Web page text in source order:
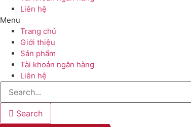
Liên hệ
Menu
Trang chủ
Giới thiệu
Sản phẩm
Tài khoản ngân hàng
Liên hệ
Search